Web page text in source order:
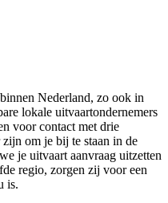
Nederland, zo ook in
lokale uitvaartondernemers
voor contact met drie
om je bij te staan in de
je uitvaart aanvraag uitzetten
regio, zorgen zij voor een
is.